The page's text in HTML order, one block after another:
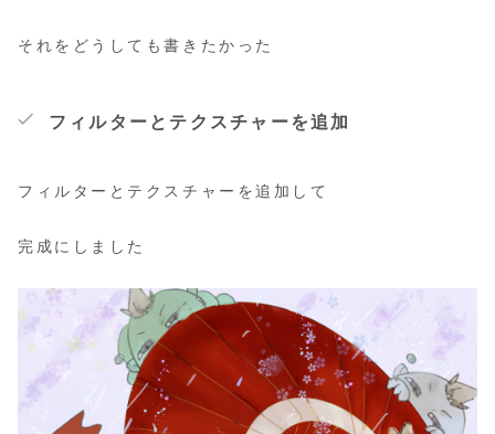
それをどうしても書きたかった
フィルターとテクスチャーを追加
フィルターとテクスチャーを追加して
完成にしました